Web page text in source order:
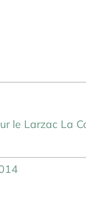
le Larzac La